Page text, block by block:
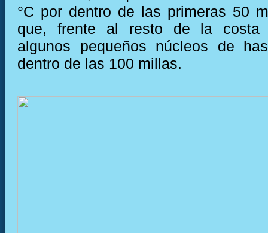
°C por dentro de las primeras 50
que, frente al resto de la costa
algunos pequeños núcleos de
dentro de las 100 millas.